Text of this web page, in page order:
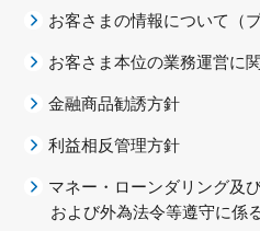
お客さまの情報について（
お客さま本位の業務運営に
金融商品勧誘方針
利益相反管理方針
マネー・ローンダリング及
および外為法令等遵守に係